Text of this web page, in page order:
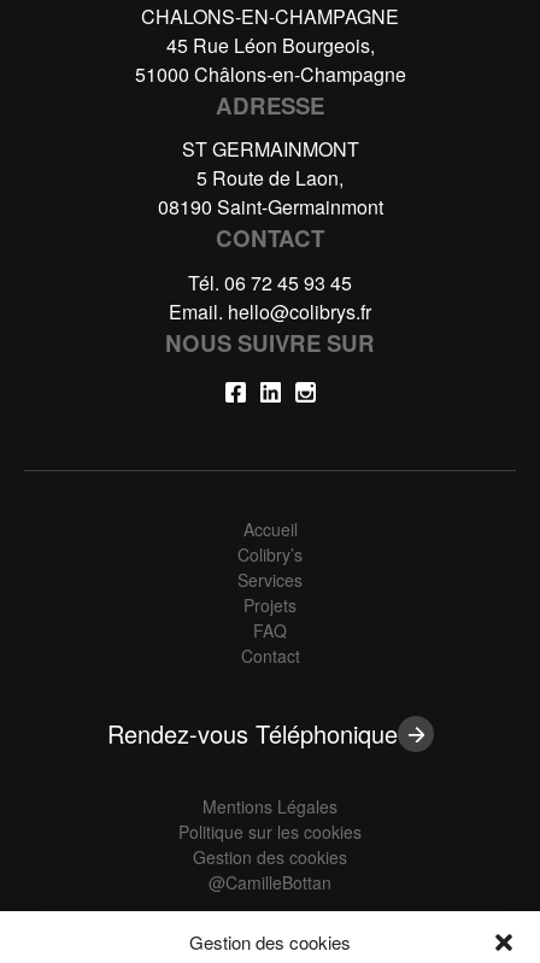
Gestion des cookies
CHALONS-EN-CHAMPAGNE
45 Rue Léon Bourgeois,
51000 Châlons-en-Champagne
ADRESSE
ST GERMAINMONT
5 Route de Laon,
08190 Saint-Germainmont
CONTACT
Tél. 06 72 45 93 45
Email. hello@colibrys.fr
NOUS SUIVRE SUR
Accueil
Colibry’s
Services
Projets
FAQ
Contact
Rendez-vous Téléphonique
Mentions Légales
Politique sur les cookies
Gestion des cookies
@CamilleBottan